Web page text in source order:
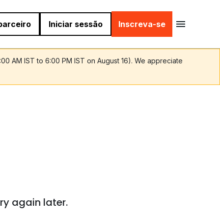
Iniciar sessão Inscreva-se
AM IST to 6:00 PM IST on August 16). We appreciate
again later.